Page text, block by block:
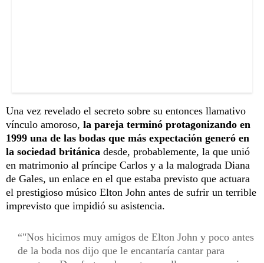
Una vez revelado el secreto sobre su entonces llamativo
vínculo amoroso, la pareja terminó protagonizando en
1999 una de las bodas que más expectación generó en
la sociedad británica desde, probablemente, la que unió
en matrimonio al príncipe Carlos y a la malograda Diana
de Gales, un enlace en el que estaba previsto que actuara
el prestigioso músico Elton John antes de sufrir un terrible
imprevisto que impidió su asistencia.
"Nos hicimos muy amigos de Elton John y poco antes
de la boda nos dijo que le encantaría cantar para